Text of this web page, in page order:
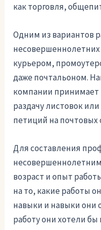
как торговля,
Одним из вариантов
курьером,
даже почтальоном.
компании
раздачу листовок
петиций на почтовых
Для составления
возраст и опыт
на то, какие работы
навыки и навыки они
работу они хотели бы